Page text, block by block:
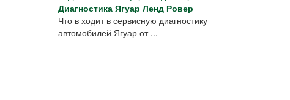
Диагностика Ягуар Ленд Ровер
Что в ходит в сервисную диагностику
автомобилей Ягуар от ...